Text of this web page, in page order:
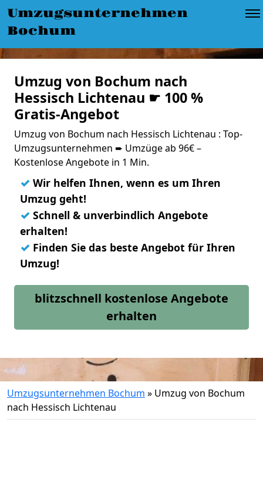
Umzugsunternehmen
Bochum
Umzug von Bochum nach
Hessisch Lichtenau ☛ 100 %
Gratis-Angebot
Umzug von Bochum nach Hessisch Lichtenau : Top-
Umzugsunternehmen ➨ Umzüge ab 96€ –
Kostenlose Angebote in 1 Min.
✓ Wir helfen Ihnen, wenn es um Ihren
Umzug geht!
✓ Schnell & unverbindlich Angebote
erhalten!
✓ Finden Sie das beste Angebot für Ihren
Umzug!
blitzschnell kostenlose Angebote
erhalten
Umzugsunternehmen Bochum » Umzug von Bochum
nach Hessisch Lichtenau